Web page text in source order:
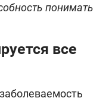
понимать
все